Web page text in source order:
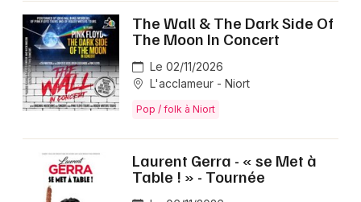
The Wall & The Dark Side Of
The Moon In Concert
Le 02/11/2026
L'acclameur - Niort
Pop / folk à Niort
Laurent Gerra - « se Met à
Table ! » - Tournée